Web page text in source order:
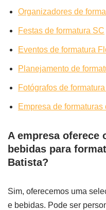
Organizadores de
Festas de formatura SC
Eventos de formatura
Planejamento de
Fotógrafos de
Empresa de formaturas
A empresa oferece
bebidas para
Batista?
Sim, oferecemos uma
e bebidas. Pode ser